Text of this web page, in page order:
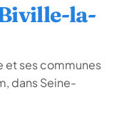
la-
et ses communes
dans Seine-